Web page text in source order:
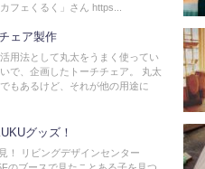
フェくるく」さん https...
ェア製作
用法として丸太をうまく使ってい
で、企画したトーチチェア。 丸太
もあるけど、それが他の用途に
グッズ！
！ リビングデザインセンター